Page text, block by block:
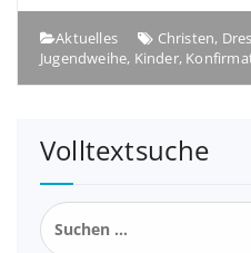
Aktuelles Christen,
Jugendweihe, Kinder,
Volltextsuche
Suchen
nach: